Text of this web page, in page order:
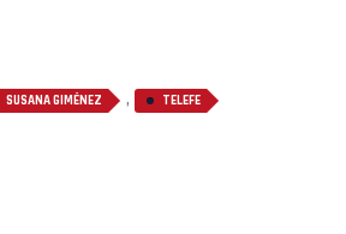
SUSANA GIMÉNEZ , TELEFE